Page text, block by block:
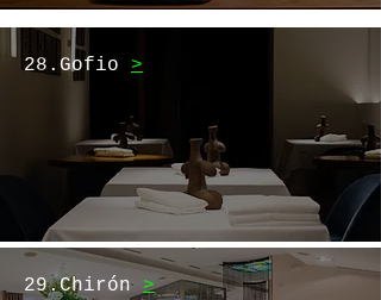
28.Gofio >
29.Chirón >